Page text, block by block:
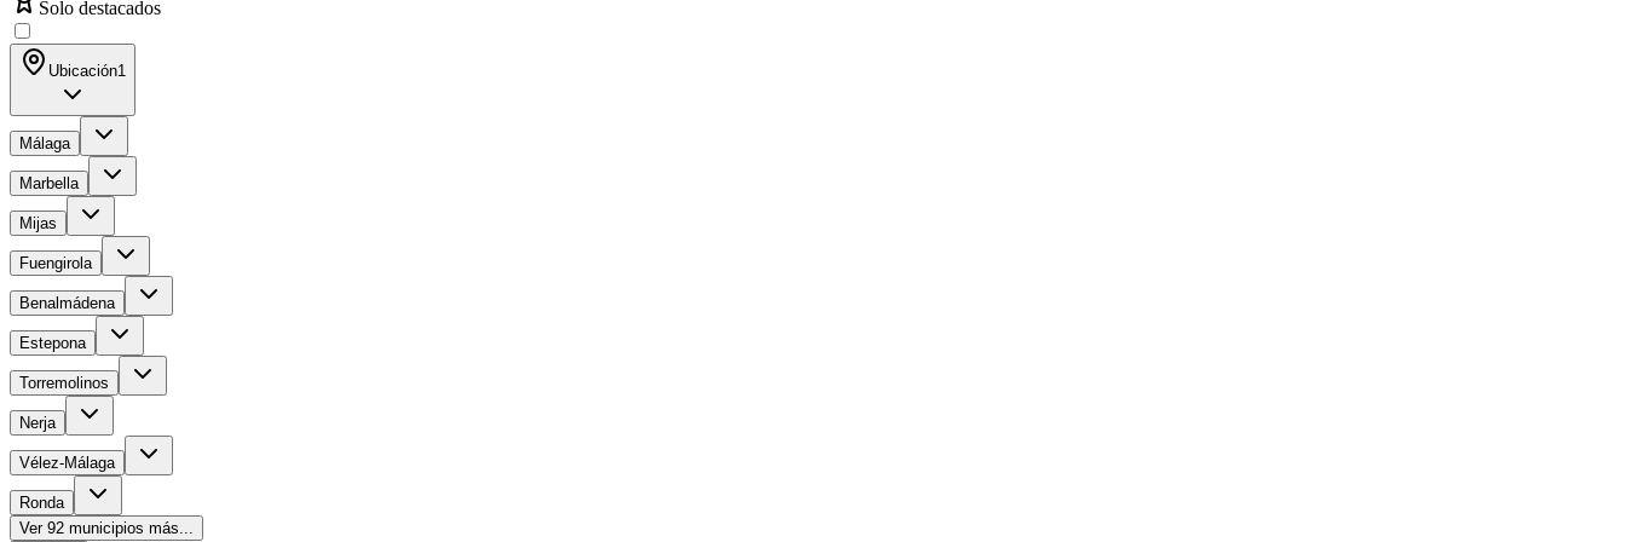
Solo destacados
Ubicación1
Málaga
Marbella
Mijas
Fuengirola
Benalmádena
Estepona
Torremolinos
Nerja
Vélez-Málaga
Ronda
Ver 92 municipios más...